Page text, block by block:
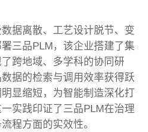
据离散、工艺设计脱节、变
三品PLM，该企业搭建了集
跨地域、多学科的协同研
据的检索与调用效率获得跃
显缩短，为智能制造深化打
实践印证了三品PLM在治理
程方面的实效性。